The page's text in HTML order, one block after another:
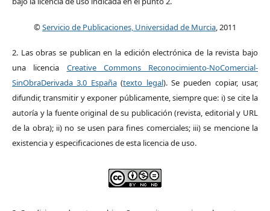
©Servicio de Publicaciones, Universidad de Murcia, 2011
2. Las obras se publican en la edición electrónica de la revista bajo
una licencia Creative Commons Reconocimiento-NoComercial-
SinObraDerivada 3.0 España(texto legal). Se pueden copiar, usar,
difundir, transmitir y exponer públicamente, siempre que: i) se cite la
autoría y la fuente original de su publicación (revista, editorial y URL
de la obra); ii) no se usen para fines comerciales; iii) se mencione la
existencia y especificaciones de esta licencia de uso.